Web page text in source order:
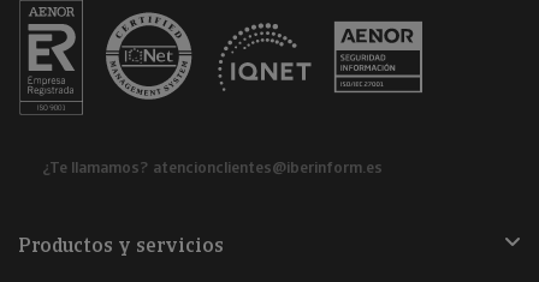
¿Te llamamos? atencionclientes@iberinform.es
Productos y servicios